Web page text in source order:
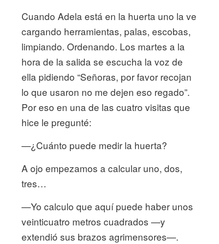
Cuando Adela está en la huerta uno la ve
cargando herramientas, palas, escobas,
limpiando. Ordenando. Los martes a la
hora de la salida se escucha la voz de
ella pidiendo “Señoras, por favor recojan
lo que usaron no me dejen eso regado”.
Por eso en una de las cuatro visitas que
hice le pregunté:
—¿Cuánto puede medir la huerta?
A ojo empezamos a calcular uno, dos,
tres…
—Yo calculo que aquí puede haber unos
veinticuatro metros cuadrados —y
extendió sus brazos agrimensores—.